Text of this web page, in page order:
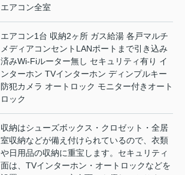
エアコン全室
エアコン1台 収納2ヶ所 ガス給湯 各戸マルチ
メディアコンセントLANポートまで引き込み
済みWi-Fiルーター無し セキュリティ有り イ
ンターホン TVインターホン ディンプルキー
防犯カメラ オートロック モニター付きオート
ロック
収納はシューズボックス・クロゼット・全居
室収納などが備え付けられているので、衣類
や日用品の収納に重宝します。セキュリティ
面は、TVインターホン・オートロックなどを